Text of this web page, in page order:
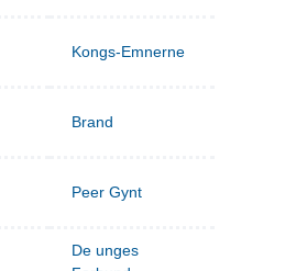
Kongs-Emnerne
Brand
Peer Gynt
De unges